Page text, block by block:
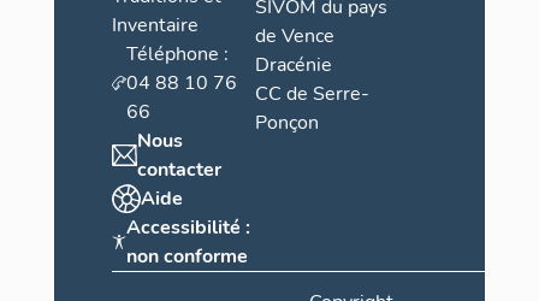
Inventaire
Téléphone :
04 88 10 76
66
Nous
contacter
Aide
Accessibilité :
non conforme
SIVOM du pays
de Vence
Dracénie
CC de Serre-
Ponçon